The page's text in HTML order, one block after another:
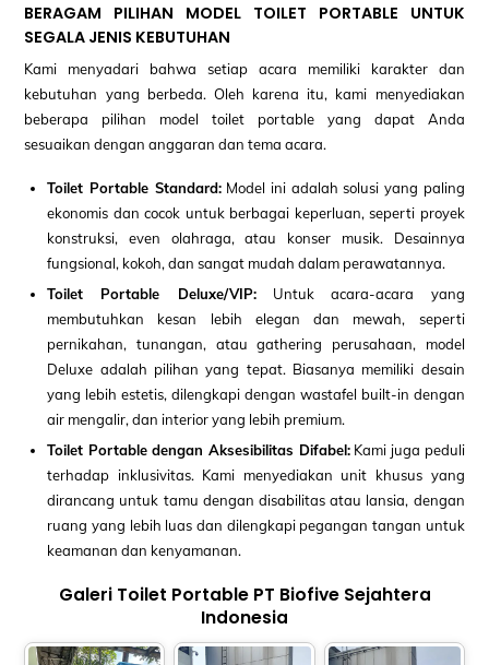
BERAGAM PILIHAN MODEL TOILET PORTABLE UNTUK
SEGALA JENIS KEBUTUHAN
Kami menyadari bahwa setiap acara memiliki karakter dan
kebutuhan yang berbeda. Oleh karena itu, kami menyediakan
beberapa pilihan model toilet portable yang dapat Anda
sesuaikan dengan anggaran dan tema acara.
Toilet Portable Standard:Model ini adalah solusi yang paling
ekonomis dan cocok untuk berbagai keperluan, seperti proyek
konstruksi, even olahraga, atau konser musik. Desainnya
fungsional, kokoh, dan sangat mudah dalam perawatannya.
Toilet Portable Deluxe/VIP:Untuk acara-acara yang
membutuhkan kesan lebih elegan dan mewah, seperti
pernikahan, tunangan, atau gathering perusahaan, model
Deluxe adalah pilihan yang tepat. Biasanya memiliki desain
yang lebih estetis, dilengkapi dengan wastafel built-in dengan
air mengalir, dan interior yang lebih premium.
Toilet Portable dengan Aksesibilitas Difabel:Kami juga peduli
terhadap inklusivitas. Kami menyediakan unit khusus yang
dirancang untuk tamu dengan disabilitas atau lansia, dengan
ruang yang lebih luas dan dilengkapi pegangan tangan untuk
keamanan dan kenyamanan.
Galeri Toilet Portable PT Biofive Sejahtera
Indonesia